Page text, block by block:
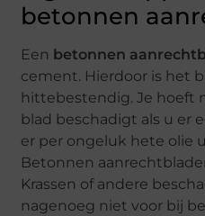
betonnen
Een betonnen
cement. Hierdoor is het
hittebestendig. Je hoeft
blad beschadigt als u er
er per ongeluk hete olie
Betonnen
Krassen of andere
nagenoeg niet voor bij